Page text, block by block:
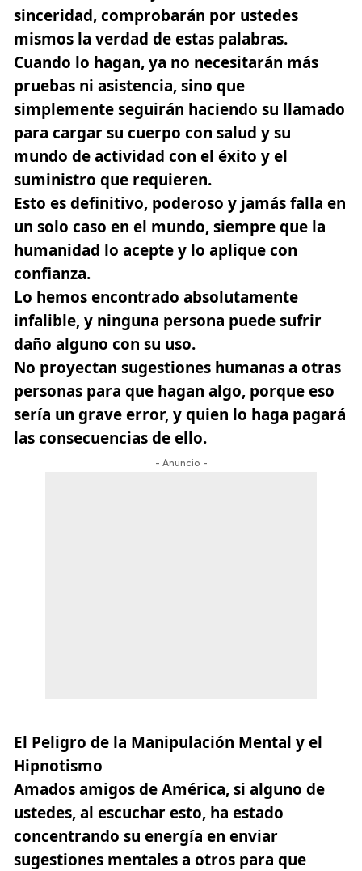
sinceridad, comprobarán por ustedes
mismos la verdad de estas palabras.
Cuando lo hagan, ya no necesitarán más
pruebas ni asistencia, sino que
simplemente seguirán haciendo su llamado
para cargar su cuerpo con salud y su
mundo de actividad con el éxito y el
suministro que requieren.
Esto es definitivo, poderoso y jamás falla en
un solo caso en el mundo, siempre que la
humanidad lo acepte y lo aplique con
confianza.
Lo hemos encontrado absolutamente
infalible, y ninguna persona puede sufrir
daño alguno con su uso.
No proyectan sugestiones humanas a otras
personas para que hagan algo, porque eso
sería un grave error, y quien lo haga pagará
las consecuencias de ello.
- Anuncio -
El Peligro de la Manipulación Mental y el
Hipnotismo
Amados amigos de América, si alguno de
ustedes, al escuchar esto, ha estado
concentrando su energía en enviar
sugestiones mentales a otros para que